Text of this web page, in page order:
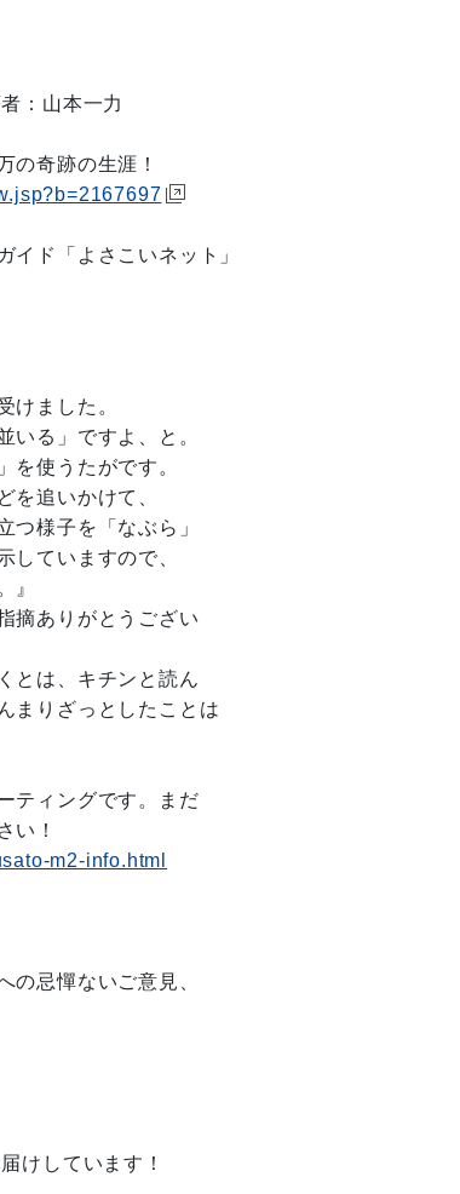
：山本一力
奇跡の生涯！
ド「よさこいネット」
けました。
いる」ですよ、と。
を使うたがです。
を追いかけて、
つ様子を「なぶら」
していますので、
』
摘ありがとうござい
とは、キチンと読ん
まりざっとしたことは
ティングです。まだ
い！
m2-info.html
忌憚ないご意見、
けしています！